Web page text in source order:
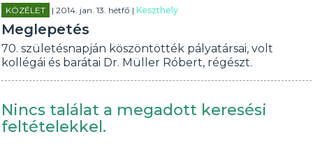
KÖZÉLET | 2014. jan. 13. hétfő |Keszthely
Meglepetés
70. születésnapján köszöntötték pályatársai, volt
kollégái és barátai Dr. Müller Róbert, régészt.
Nincs találat a megadott keresési
feltételekkel.